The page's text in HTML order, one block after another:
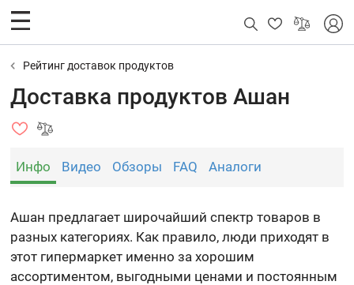
Рейтинг доставок продуктов
Доставка продуктов Ашан
Инфо Видео Обзоры FAQ Аналоги
Ашан предлагает широчайший спектр товаров в
разных категориях. Как правило, люди приходят в
этот гипермаркет именно за хорошим
ассортиментом, выгодными ценами и постоянным